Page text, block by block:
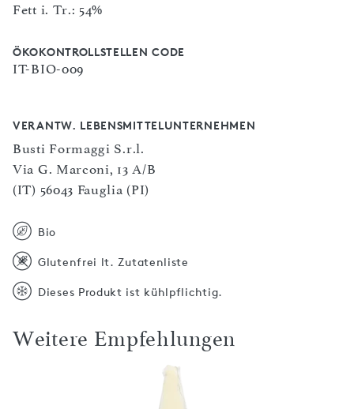
Fett i. Tr.: 54%
ÖKOKONTROLLSTELLEN CODE
IT-BIO-009
VERANTW. LEBENSMITTELUNTERNEHMEN
Busti Formaggi S.r.l.
Via G. Marconi, 13 A/B
(IT) 56043 Fauglia (PI)
Bio
Glutenfrei lt. Zutatenliste
Dieses Produkt ist kühlpflichtig.
Weitere Empfehlungen